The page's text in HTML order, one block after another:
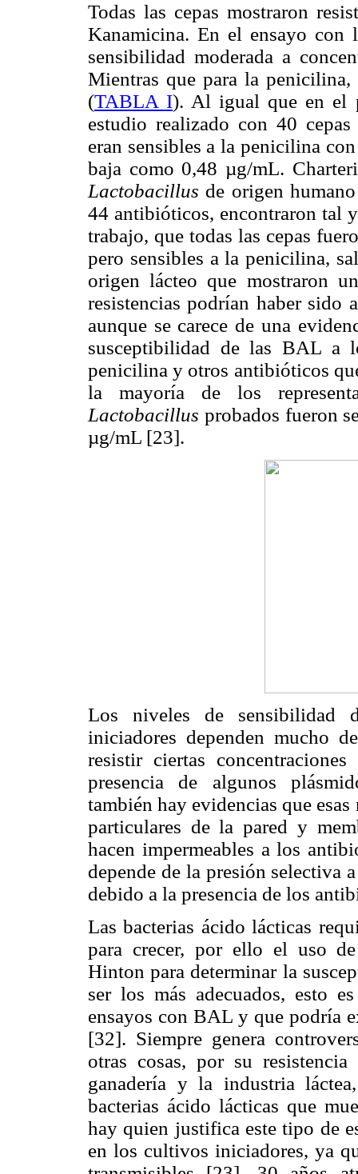
Todas las cepas mostraron
Kanamicina. En el ensayo
sensibilidad moderada a
Mientras que para la
(TABLA I). Al igual que en el
estudio realizado con 40
eran sensibles a la penicilina
baja como 0,48 µg/mL.
Lactobacillus de origen
44 antibióticos, encontraron tal
trabajo, que todas las cepas
pero sensibles a la penicilina,
origen lácteo que mostraron
resistencias podrían haber
aunque se carece de una
susceptibilidad de las BAL a
penicilina y otros antibióticos
la mayoría de los
Lactobacillus probados fueron
µg/mL [23].
Los niveles de sensibilidad
iniciadores dependen mucho
resistir ciertas
presencia de algunos
también hay evidencias que
particulares de la pared y
hacen impermeables a los
depende de la presión selectiva
debido a la presencia de los
Las bacterias ácido lácticas
para crecer, por ello el uso
Hinton para determinar la
ser los más adecuados, esto
ensayos con BAL y que podría
[32]. Siempre genera
otras cosas, por su
ganadería y la industria
bacterias ácido lácticas que
hay quien justifica este tipo de
en los cultivos iniciadores, ya